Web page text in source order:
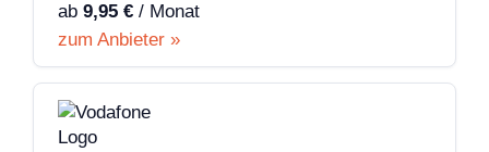
ab 9,95 € / Monat
zum Anbieter »